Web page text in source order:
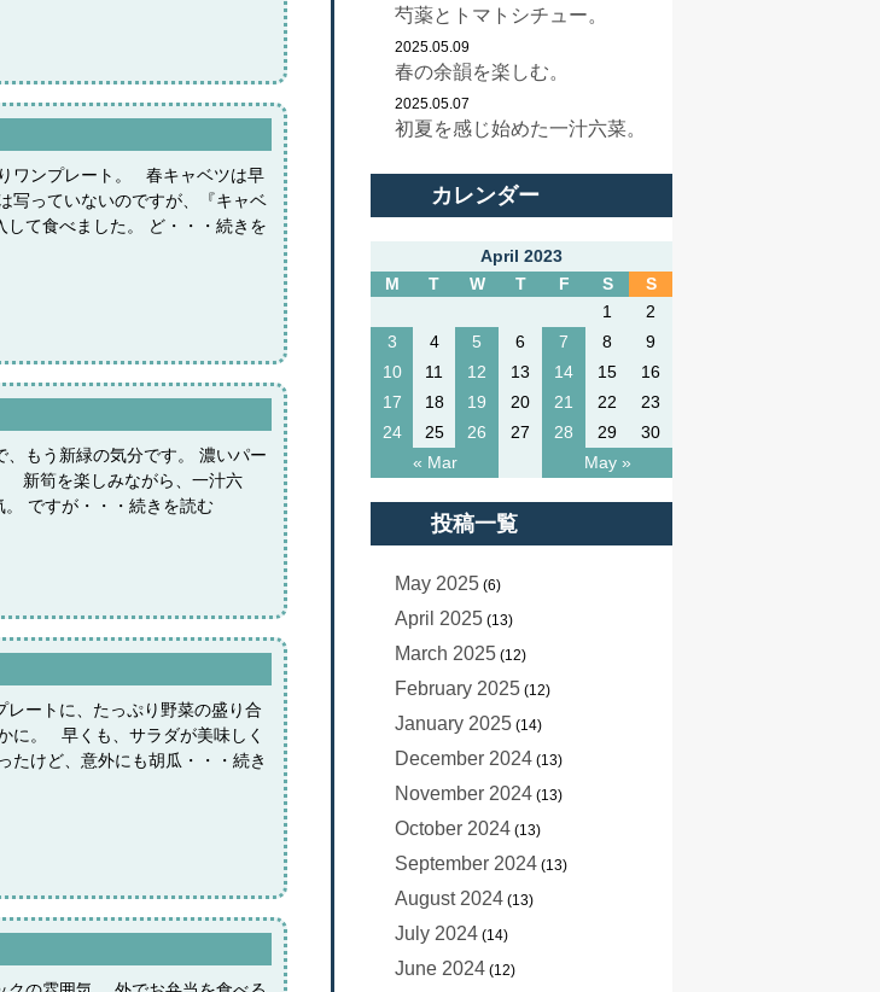
ワンプレート。 春キャベツは早
写っていないのですが、『キャベ
て食べました。 ど・・・続きを
もう新緑の気分です。 濃いパー
新筍を楽しみながら、一汁六
ですが・・・続きを読む
ートに、たっぷり野菜の盛り合
に。 早くも、サラダが美味しく
たけど、意外にも胡瓜・・・続き
芍薬とトマトシチュー。
2025.05.09
春の余韻を楽しむ。
2025.05.07
初夏を感じ始めた一汁六菜。
カレンダー
April 2023
M
T W T F S S
« Mar May »
1
2
3
4 5 6 7 8
9
10
11 12 13 14 15
16
17
18 19 20 21 22
23
24
25 26 27 28 29 30
投稿一覧
May 2025 (6)
April 2025 (13)
March 2025 (12)
February 2025 (12)
January 2025 (14)
December 2024 (13)
November 2024 (13)
October 2024 (13)
September 2024 (13)
August 2024 (13)
July 2024 (14)
June 2024 (12)